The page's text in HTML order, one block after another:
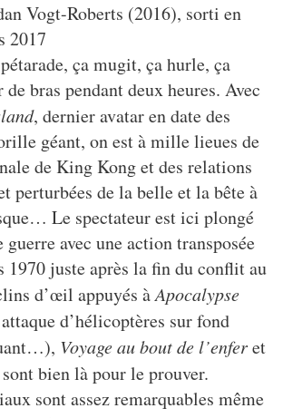
Vogt-Roberts (2016), sorti en
2017
ça mugit, ça hurle, ça
bras pendant deux heures. Avec
, dernier avatar en date des
géant, on est à mille lieues de
de King Kong et des relations
perturbées de la belle et la bête à
Le spectateur est ici plongé
avec une action transposée
1970 juste après la fin du conflit au
d’œil appuyés àApocalypse
d’hélicoptères sur fond
Voyage au bout de l’enferet
sont bien là pour le prouver.
sont assez remarquables même